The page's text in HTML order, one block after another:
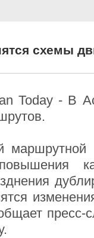
схемы
Today - В
пресс-